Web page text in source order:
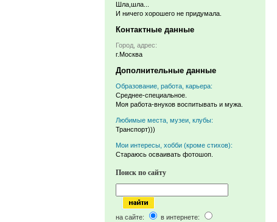
Шла,шла...
И ничего хорошего не придумала.
Контактные данные
Город, адрес:
г.Москва
Дополнительные данные
Образование, работа, карьера:
Среднее-специальное.
Моя работа-внуков воспитывать и мужа.
Любимые места, музеи, клубы:
Транспорт)))
Мои интересы, хобби (кроме стихов):
Стараюсь осваивать фотошоп.
Поиск по сайту
на сайте: в интернете: